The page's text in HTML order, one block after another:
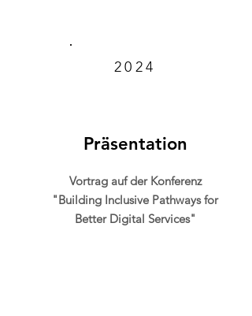
2024
Präsentation
Vortrag auf der Konferenz
"Building Inclusive Pathways for
Better Digital Services"